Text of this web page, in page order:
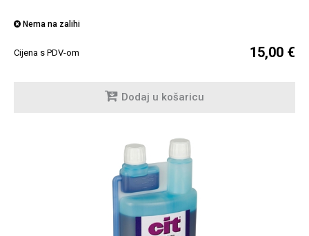
Nema na zalihi
Cijena s PDV-om 15,00 €
Dodaj u košaricu